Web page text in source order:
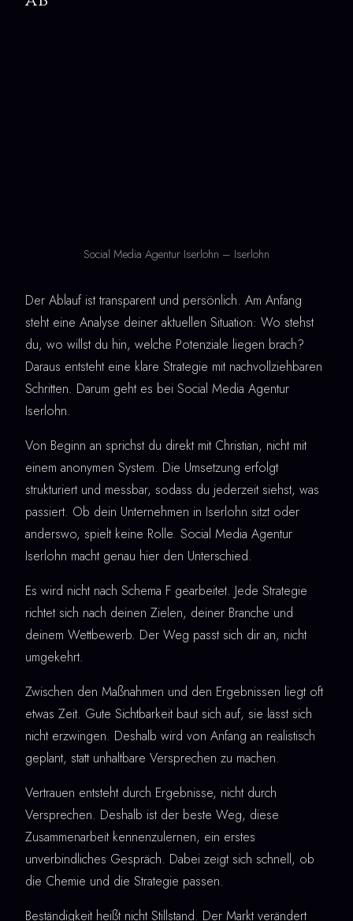
Social Media Agentur Iserlohn – Iserlohn
Der Ablauf ist transparent und persönlich. Am Anfang
steht eine Analyse deiner aktuellen Situation: Wo stehst
du, wo willst du hin, welche Potenziale liegen brach?
Daraus entsteht eine klare Strategie mit nachvollziehbaren
Schritten. Darum geht es bei Social Media Agentur
Iserlohn.
Von Beginn an sprichst du direkt mit Christian, nicht mit
einem anonymen System. Die Umsetzung erfolgt
strukturiert und messbar, sodass du jederzeit siehst, was
passiert. Ob dein Unternehmen in Iserlohn sitzt oder
anderswo, spielt keine Rolle. Social Media Agentur
Iserlohn macht genau hier den Unterschied.
Es wird nicht nach Schema F gearbeitet. Jede Strategie
richtet sich nach deinen Zielen, deiner Branche und
deinem Wettbewerb. Der Weg passt sich dir an, nicht
umgekehrt.
Zwischen den Maßnahmen und den Ergebnissen liegt oft
etwas Zeit. Gute Sichtbarkeit baut sich auf, sie lässt sich
nicht erzwingen. Deshalb wird von Anfang an realistisch
geplant, statt unhaltbare Versprechen zu machen.
Vertrauen entsteht durch Ergebnisse, nicht durch
Versprechen. Deshalb ist der beste Weg, diese
Zusammenarbeit kennenzulernen, ein erstes
unverbindliches Gespräch. Dabei zeigt sich schnell, ob
die Chemie und die Strategie passen.
Beständigkeit heißt nicht Stillstand. Der Markt verändert